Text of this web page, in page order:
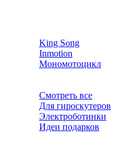
King Song
Inmotion
Мономотоцикл
Смотреть все
Для гироскутеров
Электроботинки
Идеи подарков